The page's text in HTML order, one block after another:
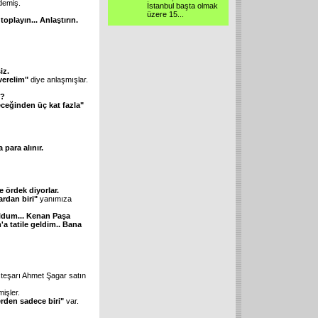
Anlaştırın.
diye anlaşmışlar.
üç kat fazla"
alınır.
ördek diyorlar.
biri" yanımıza
Kenan Paşa
tatile geldim.. Bana
Ahmet Şagar satın
sadece biri" var.
İstanbul başta olmak
üzere 15